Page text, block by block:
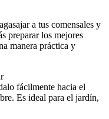
a tus comensales y
preparar los mejores
manera práctica y
fácilmente hacia el
Es ideal para el jardín,